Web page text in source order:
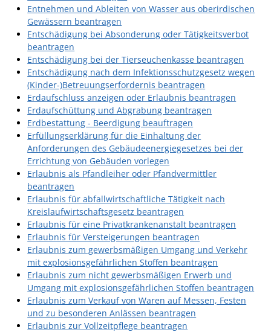
Entnehmen und Ableiten von Wasser aus oberirdischen
Gewässern beantragen
Entschädigung bei Absonderung oder Tätigkeitsverbot
beantragen
Entschädigung bei der Tierseuchenkasse beantragen
Entschädigung nach dem Infektionsschutzgesetz wegen
(Kinder-)Betreuungserfordernis beantragen
Erdaufschluss anzeigen oder Erlaubnis beantragen
Erdaufschüttung und Abgrabung beantragen
Erdbestattung - Beerdigung beauftragen
Erfüllungserklärung für die Einhaltung der
Anforderungen des Gebäudeenergiegesetzes bei der
Errichtung von Gebäuden vorlegen
Erlaubnis als Pfandleiher oder Pfandvermittler
beantragen
Erlaubnis für abfallwirtschaftliche Tätigkeit nach
Kreislaufwirtschaftsgesetz beantragen
Erlaubnis für eine Privatkrankenanstalt beantragen
Erlaubnis für Versteigerungen beantragen
Erlaubnis zum gewerbsmäßigen Umgang und Verkehr
mit explosionsgefährlichen Stoffen beantragen
Erlaubnis zum nicht gewerbsmäßigen Erwerb und
Umgang mit explosionsgefährlichen Stoffen beantragen
Erlaubnis zum Verkauf von Waren auf Messen, Festen
und zu besonderen Anlässen beantragen
Erlaubnis zur Vollzeitpflege beantragen